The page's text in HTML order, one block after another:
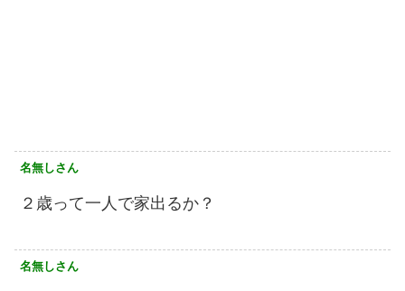
名無しさん
２歳って一人で家出るか？
名無しさん